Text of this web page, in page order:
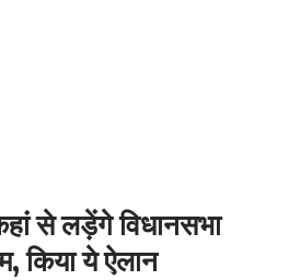
से लड़ेंगे विधानसभा
किया ये ऐलान